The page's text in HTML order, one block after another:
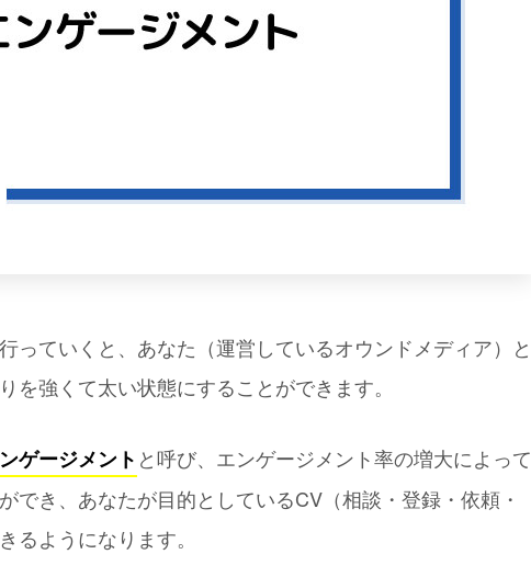
っていくと、あなた（運営しているオウンドメディア）と
を強くて太い状態にすることができます。
ゲージメント と呼び、エンゲージメント率の増大によって
でき、あなたが目的としているCV（相談・登録・依頼・
るようになります。